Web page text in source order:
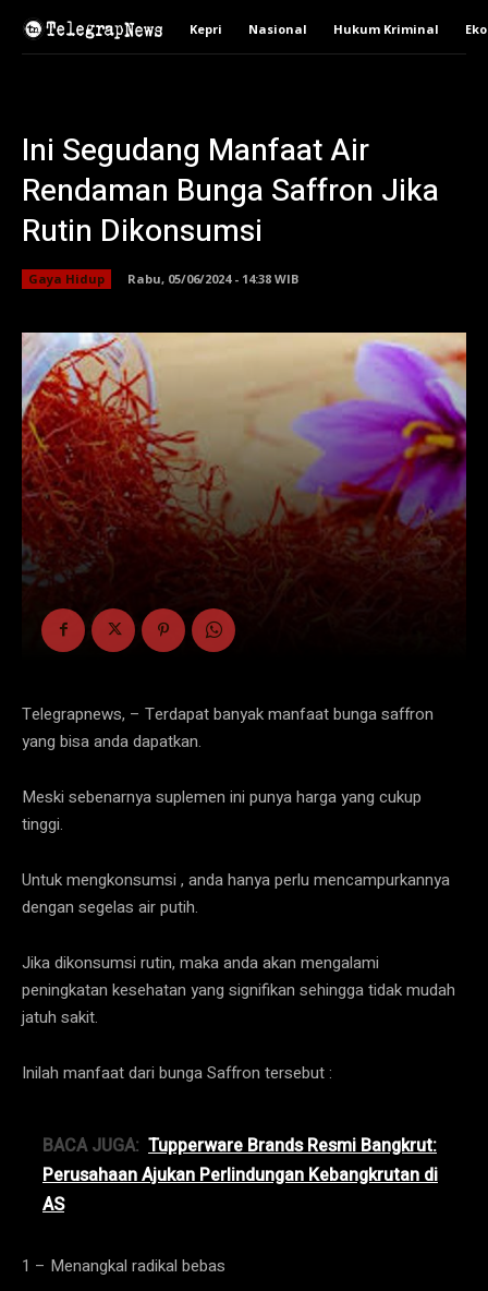
Kepri Nasional Hukum Kriminal
Ini Segudang Manfaat Air
Rendaman Bunga Saffron Jika
Rutin Dikonsumsi
Gaya Hidup Rabu, 05/06/2024 - 14:38 WIB
Telegrapnews, – Terdapat banyak manfaat bunga saffron
yang bisa anda dapatkan.
Meski sebenarnya suplemen ini punya harga yang cukup
tinggi.
Untuk mengkonsumsi , anda hanya perlu mencampurkannya
dengan segelas air putih.
Jika dikonsumsi rutin, maka anda akan mengalami
peningkatan kesehatan yang signifikan sehingga tidak mudah
jatuh sakit.
Inilah manfaat dari bunga Saffron tersebut :
BACA JUGA: Tupperware Brands Resmi Bangkrut:
Perusahaan Ajukan Perlindungan Kebangkrutan di
AS
1 – Menangkal radikal bebas